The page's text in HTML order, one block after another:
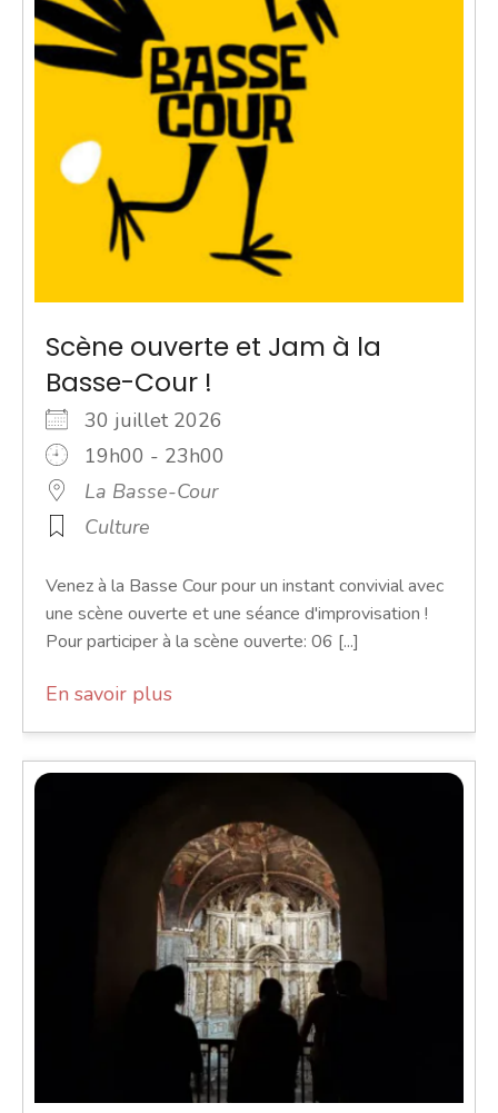
Scène ouverte et Jam à la
Basse-Cour !
30 juillet 2026
19h00 - 23h00
La Basse-Cour
Culture
Venez à la Basse Cour pour un instant convivial avec
une scène ouverte et une séance d'improvisation !
Pour participer à la scène ouverte: 06 [...]
En savoir plus